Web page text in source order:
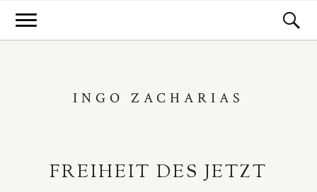
INGO ZACHARIAS
FREIHEIT DES JETZT